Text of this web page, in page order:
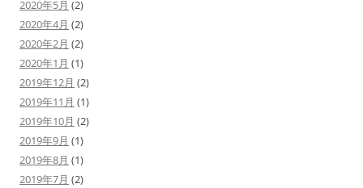
2020年5月 (2)
2020年4月 (2)
2020年2月 (2)
2020年1月 (1)
2019年12月 (2)
2019年11月 (1)
2019年10月 (2)
2019年9月 (1)
2019年8月 (1)
2019年7月 (2)